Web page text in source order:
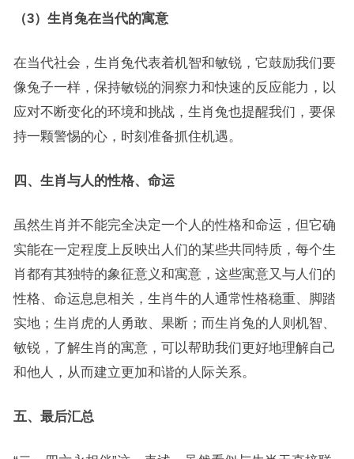
（3）生肖兔在当代的寓意
在当代社会，生肖兔代表着机智和敏锐，它鼓励我们要
像兔子一样，保持敏锐的洞察力和快速的反应能力，以
应对不断变化的环境和挑战，生肖兔也提醒我们，要保
持一颗警惕的心，时刻准备抓住机遇。
四、生肖与人的性格、命运
虽然生肖并不能完全决定一个人的性格和命运，但它确
实能在一定程度上反映出人们的某些共同特质，每个生
肖都有其独特的象征意义和寓意，这些寓意又与人们的
性格、命运息息相关，生肖牛的人通常性格稳重、脚踏
实地；生肖虎的人勇敢、果断；而生肖兔的人则机智、
敏锐，了解生肖的寓意，可以帮助我们更好地理解自己
和他人，从而建立更加和谐的人际关系。
五、最后汇总